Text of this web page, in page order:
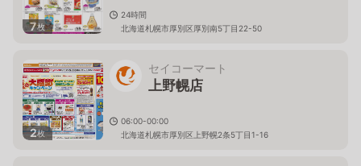
7枚
24時間
北海道札幌市厚別区厚別南5丁目22-50
2枚
セイコーマート
上野幌店
06:00-00:00
北海道札幌市厚別区上野幌2条5丁目1-16